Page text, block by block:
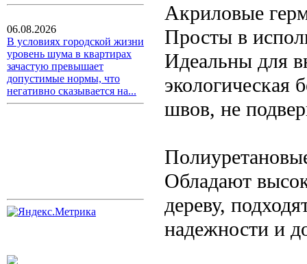
06.08.2026
В условиях городской жизни
уровень шума в квартирах
зачастую превышает
допустимые нормы, что
негативно сказывается на...
Акриловые
Просты в
Идеальны для
экологическая
швов, не
Обладают
дереву,
надежности и